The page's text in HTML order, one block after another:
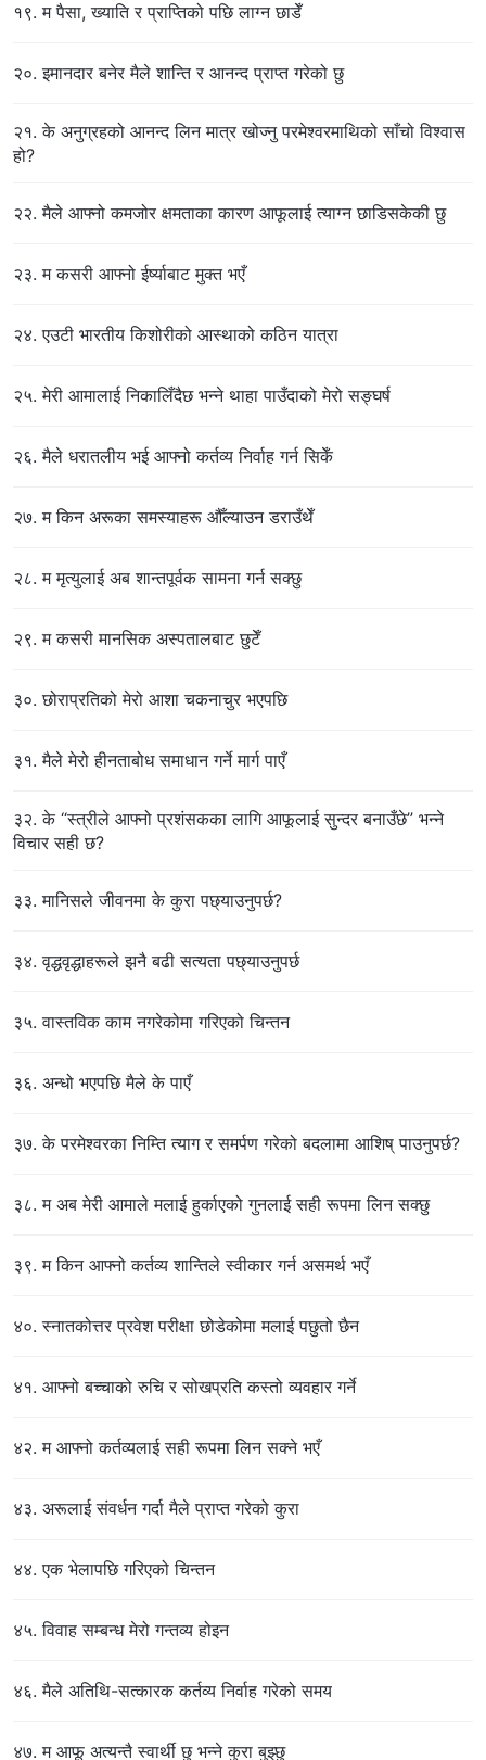
१९. म पैसा, ख्याति र प्राप्तिको पछि लाग्न छाडेँ
२०. इमानदार बनेर मैले शान्ति र आनन्द प्राप्त गरेको छु
२१. के अनुग्रहको आनन्द लिन मात्र खोज्नु परमेश्‍वरमाथिको साँचो विश्वास
हो?
२२. मैले आफ्नो कमजोर क्षमताका कारण आफूलाई त्याग्न छाडिसकेकी छु
२३. म कसरी आफ्नो ईर्ष्याबाट मुक्त भएँ
२४. एउटी भारतीय किशोरीको आस्थाको कठिन यात्रा
२५. मेरी आमालाई निकालिँदैछ भन्ने थाहा पाउँदाको मेरो सङ्घर्ष
२६. मैले धरातलीय भई आफ्नो कर्तव्य निर्वाह गर्न सिकेँ
२७. म किन अरूका समस्याहरू औँल्याउन डराउँथेँ
२८. म मृत्युलाई अब शान्तपूर्वक सामना गर्न सक्छु
२९. म कसरी मानसिक अस्पतालबाट छुटेँ
३०. छोराप्रतिको मेरो आशा चकनाचुर भएपछि
३१. मैले मेरो हीनताबोध समाधान गर्ने मार्ग पाएँ
३२. के “स्त्रीले आफ्नो प्रशंसकका लागि आफूलाई सुन्दर बनाउँछे” भन्‍ने
विचार सही छ?
३३. मानिसले जीवनमा के कुरा पछ्याउनुपर्छ?
३४. वृद्धवृद्धाहरूले झनै बढी सत्यता पछ्याउनुपर्छ
३५. वास्तविक काम नगरेकोमा गरिएको चिन्तन
३६. अन्धो भएपछि मैले के पाएँ
३७. के परमेश्‍वरका निम्ति त्याग र समर्पण गरेको बदलामा आशिष्‌ पाउनुपर्छ?
३८. म अब मेरी आमाले मलाई हुर्काएको गुनलाई सही रूपमा लिन सक्छु
३९. म किन आफ्नो कर्तव्य शान्तिले स्वीकार गर्न असमर्थ भएँ
४०. स्नातकोत्तर प्रवेश परीक्षा छोडेकोमा मलाई पछुतो छैन
४१. आफ्नो बच्चाको रुचि र सोखप्रति कस्तो व्यवहार गर्ने
४२. म आफ्नो कर्तव्यलाई सही रूपमा लिन सक्ने भएँ
४३. अरूलाई संवर्धन गर्दा मैले प्राप्त गरेको कुरा
४४. एक भेलापछि गरिएको चिन्तन
४५. विवाह सम्बन्ध मेरो गन्तव्य होइन
४६. मैले अतिथि-सत्कारक कर्तव्य निर्वाह गरेको समय
४७. म आफू अत्यन्तै स्वार्थी छु भन्ने कुरा बुझ्छु